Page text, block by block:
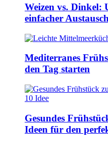
Weizen vs. Dinkel:
einfacher Austausch
Mediterranes
den Tag starten
Gesundes
Ideen für den